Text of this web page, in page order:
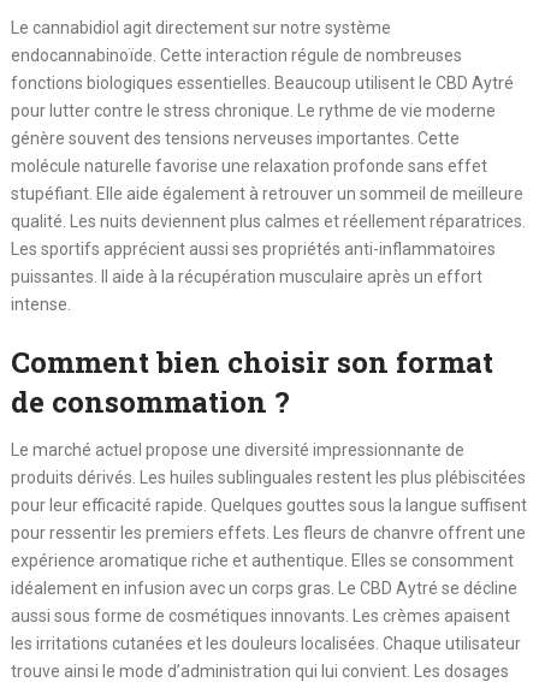
Le cannabidiol agit directement sur notre système
endocannabinoïde. Cette interaction régule de nombreuses
fonctions biologiques essentielles. Beaucoup utilisent le CBD Aytré
pour lutter contre le stress chronique. Le rythme de vie moderne
génère souvent des tensions nerveuses importantes. Cette
molécule naturelle favorise une relaxation profonde sans effet
stupéfiant. Elle aide également à retrouver un sommeil de meilleure
qualité. Les nuits deviennent plus calmes et réellement réparatrices.
Les sportifs apprécient aussi ses propriétés anti-inflammatoires
puissantes. Il aide à la récupération musculaire après un effort
intense.
Comment bien choisir son format
de consommation ?
Le marché actuel propose une diversité impressionnante de
produits dérivés. Les huiles sublinguales restent les plus plébiscitées
pour leur efficacité rapide. Quelques gouttes sous la langue suffisent
pour ressentir les premiers effets. Les fleurs de chanvre offrent une
expérience aromatique riche et authentique. Elles se consomment
idéalement en infusion avec un corps gras. Le CBD Aytré se décline
aussi sous forme de cosmétiques innovants. Les crèmes apaisent
les irritations cutanées et les douleurs localisées. Chaque utilisateur
trouve ainsi le mode d’administration qui lui convient. Les dosages